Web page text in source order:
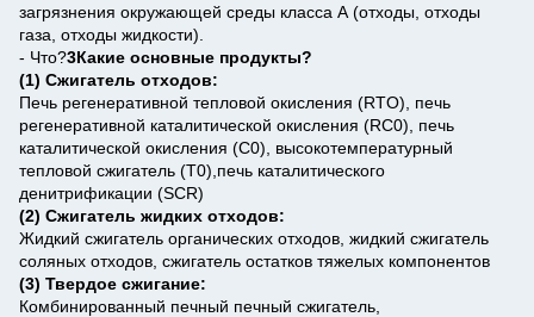
загрязнения окружающей среды класса А (отходы, отходы
газа, отходы жидкости).
- Что?3Какие основные продукты?
(1) Сжигатель отходов:
Печь регенеративной тепловой окисления (RTO), печь
регенеративной каталитической окисления (RC0), печь
каталитической окисления (C0), высокотемпературный
тепловой сжигатель (T0),печь каталитического
денитрификации (SCR)
(2) Сжигатель жидких отходов:
Жидкий сжигатель органических отходов, жидкий сжигатель
соляных отходов, сжигатель остатков тяжелых компонентов
(3) Твердое сжигание:
Комбинированный печный печный сжигатель,